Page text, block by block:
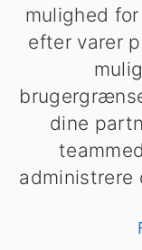
mulighed
efter varer
dine
administrere